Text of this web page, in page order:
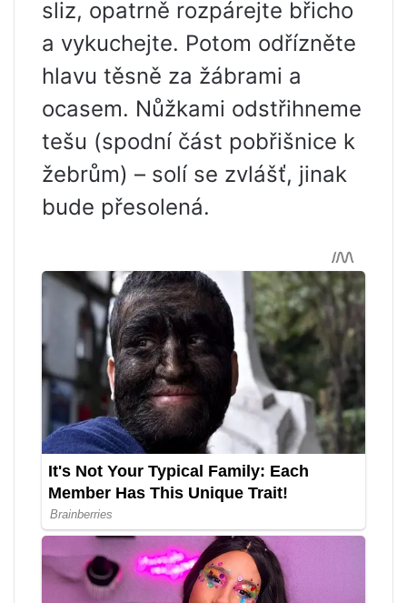
sliz, opatrně rozpárejte břicho
a vykuchejte. Potom odřízněte
hlavu těsně za žábrami a
ocasem. Nůžkami odstřihneme
tešu (spodní část pobřišnice k
žebrům) – solí se zvlášť, jinak
bude přesolená.